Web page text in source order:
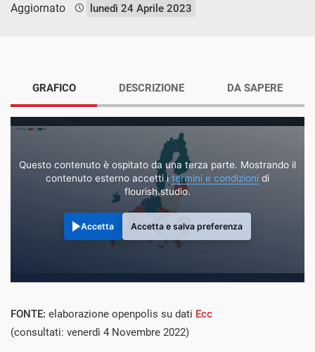
Aggiornato lunedì 24 Aprile 2023
GRAFICO
Questo contenuto è ospitato da una terza parte. Mostrando il
contenuto esterno accetti itermini e condizioni di
flourish.studio.
Accetta Accetta e salva preferenza
DESCRIZIONE DA SAPERE
FONTE: elaborazione openpolis su dati Ecc
(consultati: venerdì 4 Novembre 2022)